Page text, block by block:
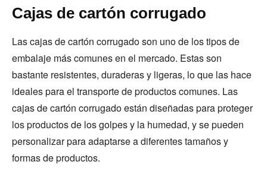
Cajas de cartón corrugado
Las cajas de cartón corrugado son uno de los tipos de
embalaje más comunes en el mercado. Estas son
bastante resistentes, duraderas y ligeras, lo que las hace
ideales para el transporte de productos comunes. Las
cajas de cartón corrugado están diseñadas para proteger
los productos de los golpes y la humedad, y se pueden
personalizar para adaptarse a diferentes tamaños y
formas de productos.